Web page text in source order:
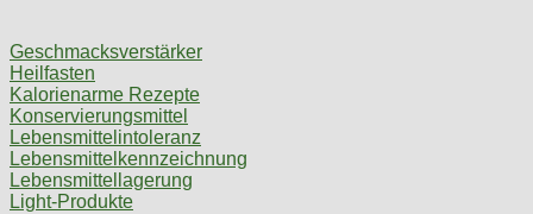
Geschmacksverstärker
Heilfasten
Kalorienarme Rezepte
Konservierungsmittel
Lebensmittelintoleranz
Lebensmittelkennzeichnung
Lebensmittellagerung
Light-Produkte